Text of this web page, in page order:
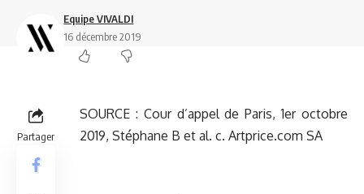
Equipe VIVALDI
16 décembre 2019
Partager
SOURCE : Cour d’appel de Paris, 1er octobre
2019, Stéphane B et al. c. Artprice.com SA